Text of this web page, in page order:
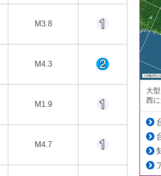
M3.8
M4.3
M1.9
M4.7
大
西